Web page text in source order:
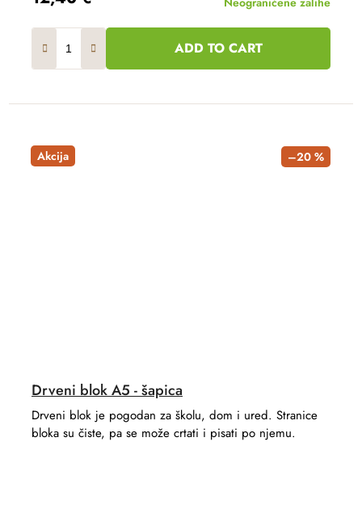
ADD TO CART
Akcija –20 %
Drveni blok A5 - šapica
Drveni blok je pogodan za školu, dom i ured. Stranice
bloka su čiste, pa se može crtati i pisati po njemu.